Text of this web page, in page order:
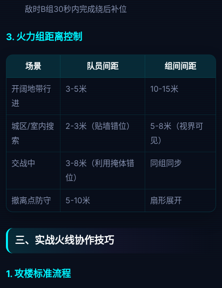
敌时B组30秒内完成绕后补位
3. 火力组距离控制
场景 队员间距 组间间距
开阔地带行
进
3-5米 10-15米
城区/室内搜
索
2-3米（贴墙错位）
5-8米（视界可
见）
交战中
3-8米（利用掩体错
位）
同组同步
撤离点防守 5-10米 扇形展开
三、实战火线协作技巧
1. 攻楼标准流程